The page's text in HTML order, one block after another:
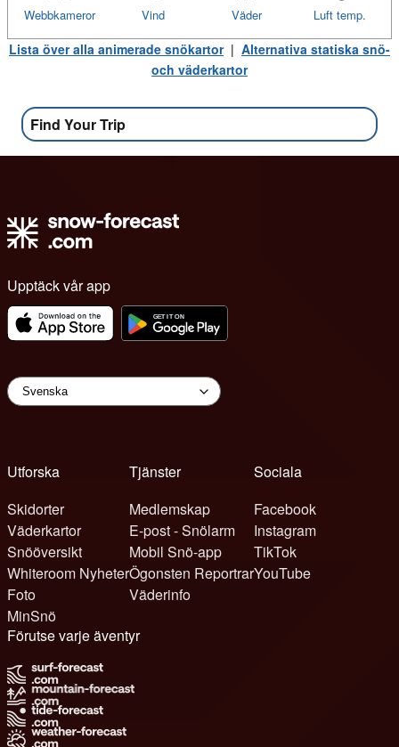
Luft temp.
Väder
Vind
Webbkameror
Lista över alla animerade snökartor| Alternativa statiska snö-
och väderkartor
Find Your Trip
Upptäck vår app
Utforska
Skidorter
Väderkartor
Snööversikt
Whiteroom Nyheter
Foto
MinSnö
Tjänster
Medlemskap
E-post - Snölarm
Mobil Snö-app
Ögonsten Reportrar
Väderinfo
Sociala
Facebook
Instagram
TikTok
YouTube
Förutse varje äventyr